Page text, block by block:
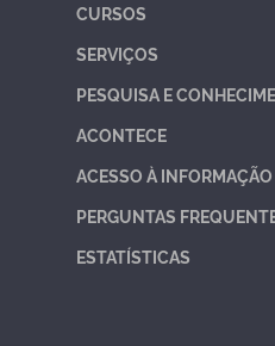
CURSOS
SERVIÇOS
PESQUISA E
ACONTECE
ACESSO À INFORMAÇÃO
PERGUNTAS
ESTATÍSTICAS